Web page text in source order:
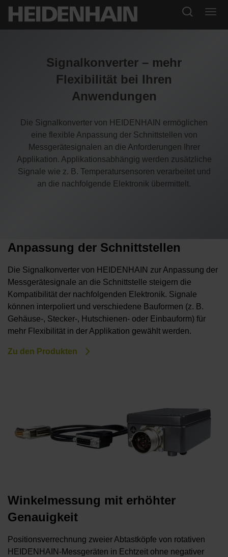
Signalkonverter – mehr
Flexibilität bei Ihren
Anwendungen
Die Signalkonverter von HEIDENHAIN ermöglichen
eine flexible Anpassung der Schnittstellen von
Messgerätesignalen an die Anforderungen Ihrer
Applikation. Applikationsabhängig werden zusätzliche
Signale wie z. B. Temperatursensoren verarbeitet und
an die nachfolgende Elektronik übermittelt.
Anpassung der Schnittstellen
Die Signalkonverter von HEIDENHAIN zur Anpassung der
Messgerätesignale an die Schnittstelle steigern die
Kompatibilität der nachfolgenden Elektronik. Signale
können interpoliert und verschiedene Bauformen (z. B.
Gehäuse-, Stecker-, Hutschienen- oder Einbauform) für
mehr Flexibilität in der Applikation gewählt werden.
Zu den Produkten
Winkelmessung mit erhöhter
Genauigkeit
Positionsverrechnung zweier Abtastköpfe von rotativen
HEIDENHAIN-Messgeräten in Echtzeit ohne negativer